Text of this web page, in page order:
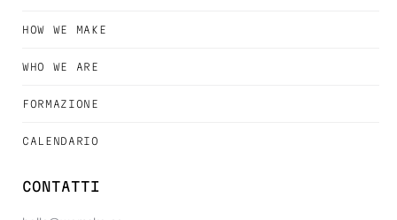
HOW WE MAKE
WHO WE ARE
FORMAZIONE
CALENDARIO
CONTATTI